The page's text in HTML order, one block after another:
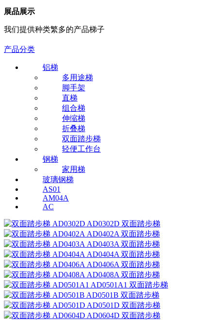
展品展示
我们提供种类繁多的产品梯子
产品分类
铝梯
多用途梯
脚手架
直梯
组合梯
伸缩梯
折叠梯
双面踏步梯
轻便工作台
钢梯
家用梯
玻璃钢梯
AS01
AM04A
AC
AD0302D 双面踏步梯
AD0402A 双面踏步梯
AD0403A 双面踏步梯
AD0404A 双面踏步梯
AD0406A 双面踏步梯
AD0408A 双面踏步梯
AD0501A1 双面踏步梯
AD0501B 双面踏步梯
AD0501D 双面踏步梯
AD0604D 双面踏步梯